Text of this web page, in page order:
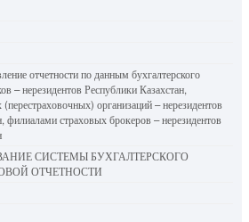
отчетности по данным бухгалтерского
– нерезидентов Республики Казахстан,
организаций – нерезидентов
филиалами страховых брокеров – нерезидентов
СИСТЕМЫ БУХГАЛТЕРСКОГО
ОТЧЕТНОСТИ